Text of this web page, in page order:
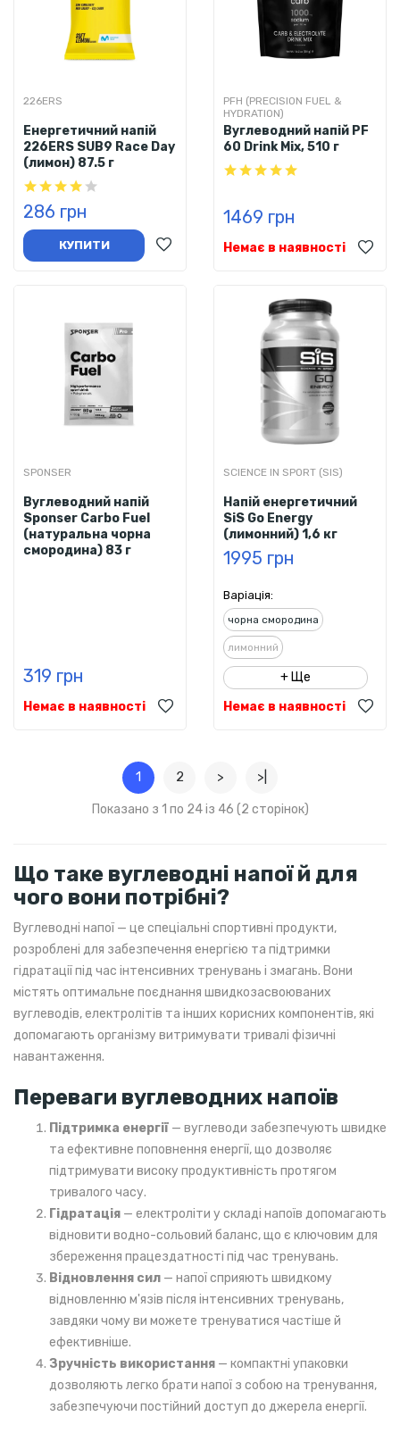
226ERS
Енергетичний напій
226ERS SUB9 Race Day
(лимон) 87.5 г
286 грн
КУПИТИ
PFH (PRECISION FUEL &
HYDRATION)
Вуглеводний напій PF
60 Drink Mix, 510 г
1469 грн
Немає в наявності
SPONSER
Вуглеводний напій
Sponser Carbo Fuel
(натуральна чорна
смородина) 83 г
319 грн
Немає в наявності
SCIENCE IN SPORT (SIS)
Напій енергетичний
SiS Go Energy
(лимонний) 1,6 кг
1995 грн
Варіація:
чорна смородина
лимонний
+ Ще
Немає в наявності
1 2 > >|
Показано з 1 по 24 із 46 (2 сторінок)
Що таке вуглеводні напої й для
чого вони потрібні?
Вуглеводні напої — це спеціальні спортивні продукти,
розроблені для забезпечення енергією та підтримки
гідратації під час інтенсивних тренувань і змагань. Вони
містять оптимальне поєднання швидкозасвоюваних
вуглеводів, електролітів та інших корисних компонентів, які
допомагають організму витримувати тривалі фізичні
навантаження.
Переваги вуглеводних напоїв
Підтримка енергії — вуглеводи забезпечують швидке
та ефективне поповнення енергії, що дозволяє
підтримувати високу продуктивність протягом
тривалого часу.
Гідратація — електроліти у складі напоїв допомагають
відновити водно-сольовий баланс, що є ключовим для
збереження працездатності під час тренувань.
Відновлення сил — напої сприяють швидкому
відновленню м'язів після інтенсивних тренувань,
завдяки чому ви можете тренуватися частіше й
ефективніше.
Зручність використання — компактні упаковки
дозволяють легко брати напої з собою на тренування,
забезпечуючи постійний доступ до джерела енергії.